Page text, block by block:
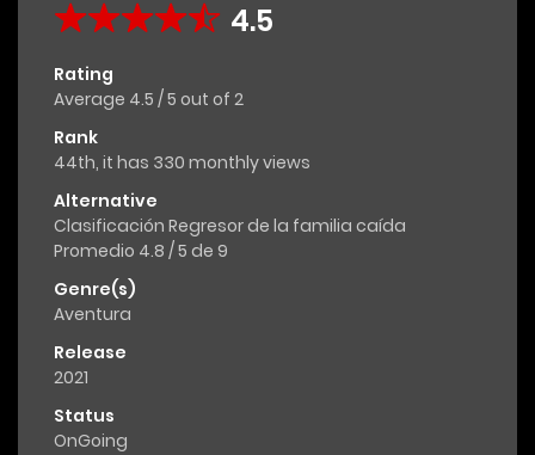
4.5
Rating
Average 4.5 /5 out of 2
Rank
44th, it has 330 monthly views
Alternative
Clasificación Regresor de la familia caída
Promedio 4.8 / 5 de 9
Genre(s)
Aventura
Release
2021
Status
OnGoing